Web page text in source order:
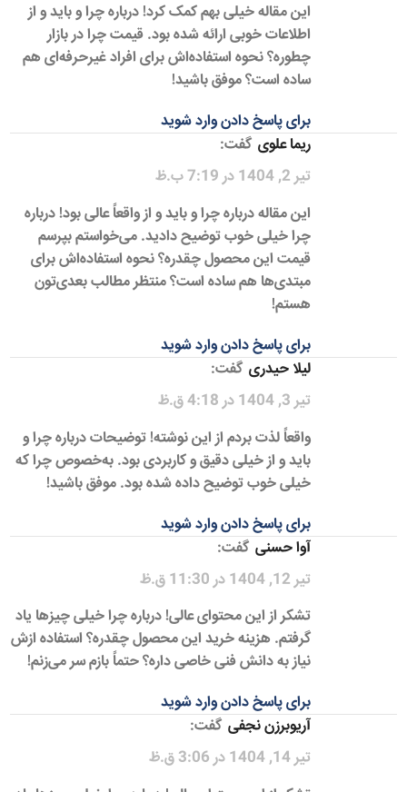
این مقاله خیلی بهم کمک کرد! درباره چرا و باید و از
اطلاعات خوبی ارائه شده بود. قیمت چرا در بازار
چطوره؟ نحوه استفاده‌اش برای افراد غیرحرفه‌ای هم
ساده است؟ موفق باشید!
برای پاسخ دادن وارد شوید
ریما علوی گفت:
تیر 2, 1404 در 7:19 ب.ظ
این مقاله درباره چرا و باید و از واقعاً عالی بود! درباره
چرا خیلی خوب توضیح دادید. می‌خواستم بپرسم
قیمت این محصول چقدره؟ نحوه استفاده‌اش برای
مبتدی‌ها هم ساده است؟ منتظر مطالب بعدی‌تون
هستم!
برای پاسخ دادن وارد شوید
لیلا حیدری گفت:
تیر 3, 1404 در 4:18 ق.ظ
واقعاً لذت بردم از این نوشته! توضیحات درباره چرا و
باید و از خیلی دقیق و کاربردی بود. به‌خصوص چرا که
خیلی خوب توضیح داده شده بود. موفق باشید!
برای پاسخ دادن وارد شوید
آوا حسنی گفت:
تیر 12, 1404 در 11:30 ق.ظ
تشکر از این محتوای عالی! درباره چرا خیلی چیزها یاد
گرفتم. هزینه خرید این محصول چقدره؟ استفاده ازش
نیاز به دانش فنی خاصی داره؟ حتماً بازم سر می‌زنم!
برای پاسخ دادن وارد شوید
آریوبرزن نجفی گفت:
تیر 14, 1404 در 3:06 ق.ظ